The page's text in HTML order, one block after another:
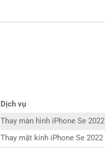
Dịch vụ
Thay màn hình iPhone Se 2022
Thay mặt kính iPhone Se 2022